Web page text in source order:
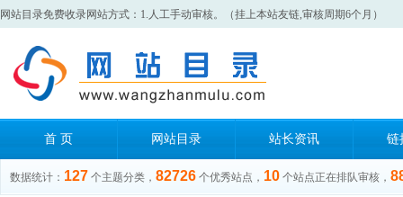
网站目录免费收录网站方式：1.人工手动审核。（挂上本站友链,审核周期6个月）
首 页 网站目录 站长资讯 链
数据统计： 127 个主题分类， 82726 个优秀站点， 10 个站点正在排队审核，